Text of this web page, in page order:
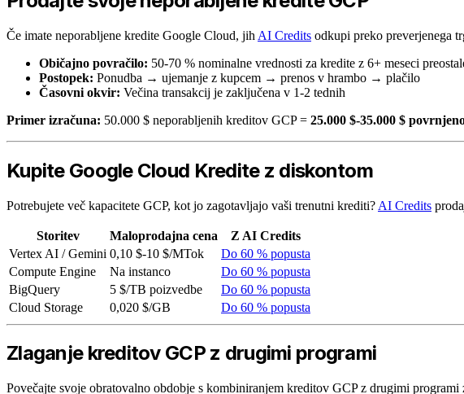
Če imate neporabljene kredite Google Cloud, jih AI Credits odkupi preko preverjenega
Običajno povračilo: 50-70 % nominalne vrednosti za kredite z 6+ meseci
Postopek: Ponudba → ujemanje z kupcem → prenos v hrambo → plačilo
Časovni okvir: Večina transakcij je zaključena v 1-2 tednih
Primer izračuna: 50.000 $ neporabljenih kreditov GCP = 25.000 $-35.000 $
Kupite Google Cloud Kredite z diskontom
Potrebujete več kapacitete GCP, kot jo zagotavljajo vaši trenutni krediti? AI Credits
Storitev Maloprodajna cena
Z AI Credits
Vertex AI / Gemini 0,10 $-10 $/MTok
Do 60 % popusta
Compute Engine
Na instanco
Do 60 % popusta
BigQuery
5 $/TB poizvedbe
Do 60 % popusta
Cloud Storage
0,020 $/GB Do 60 % popusta
Zlaganje kreditov GCP z drugimi programi
Povečajte svoje obratovalno obdobje s kombiniranjem kreditov GCP z drugimi programi